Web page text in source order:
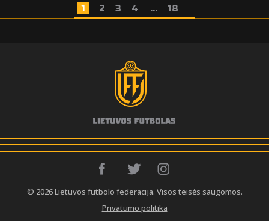
1 2 3 4 ... 18
© 2026 Lietuvos futbolo federacija. Visos teisės saugomos.
Privatumo politika